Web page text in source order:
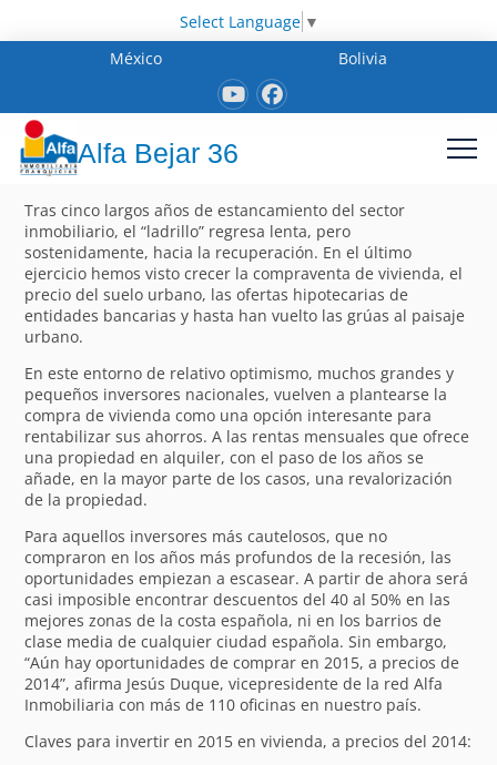
Select Language ▼
México
Bolivia
Alfa Bejar 36
Tras cinco largos años de estancamiento del sector
inmobiliario, el “ladrillo” regresa lenta, pero
sostenidamente, hacia la recuperación. En el último
ejercicio hemos visto crecer la compraventa de vivienda, el
precio del suelo urbano, las ofertas hipotecarias de
entidades bancarias y hasta han vuelto las grúas al paisaje
urbano.
En este entorno de relativo optimismo, muchos grandes y
pequeños inversores nacionales, vuelven a plantearse la
compra de vivienda como una opción interesante para
rentabilizar sus ahorros. A las rentas mensuales que ofrece
una propiedad en alquiler, con el paso de los años se
añade, en la mayor parte de los casos, una revalorización
de la propiedad.
Para aquellos inversores más cautelosos, que no
compraron en los años más profundos de la recesión, las
oportunidades empiezan a escasear. A partir de ahora será
casi imposible encontrar descuentos del 40 al 50% en las
mejores zonas de la costa española, ni en los barrios de
clase media de cualquier ciudad española. Sin embargo,
“Aún hay oportunidades de comprar en 2015, a precios de
2014”, afirma Jesús Duque, vicepresidente de la red Alfa
Inmobiliaria con más de 110 oficinas en nuestro país.
Claves para invertir en 2015 en vivienda, a precios del 2014: